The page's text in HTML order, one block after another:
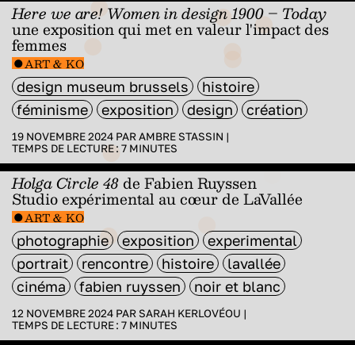
Here we are! Women in design 1900 – Today
une exposition qui met en valeur l'impact des
femmes
ART & KO
design museum brussels
histoire
féminisme
exposition design création
19 NOVEMBRE 2024 PARAMBRE STASSIN |
TEMPS DE LECTURE : 7 MINUTES
Holga Circle 48de Fabien Ruyssen
Studio expérimental au cœur de LaVallée
ART & KO
photographie exposition
experimental
portrait
rencontre histoire
lavallée
cinéma
fabien ruyssen noir et blanc
12 NOVEMBRE 2024 PAR SARAH KERLOVÉOU |
TEMPS DE LECTURE : 7 MINUTES